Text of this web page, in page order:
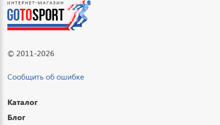
© 2011-2026
Сообщить об ошибке
Каталог
Блог